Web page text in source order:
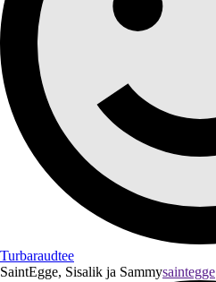
Turbaraudtee
SaintEgge, Sisalik ja Sammysaintegge